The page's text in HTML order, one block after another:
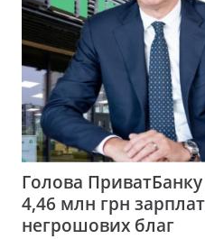
Голова
4,46 млн грн
негрошових благ